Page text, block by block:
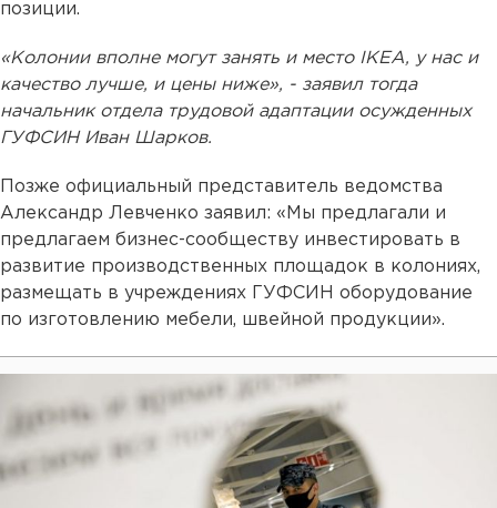
позиции.
«Колонии вполне могут занять и место IKEA, у нас и
качество лучше, и цены ниже», - заявил тогда
начальник отдела трудовой адаптации осужденных
ГУФСИН Иван Шарков.
Позже официальный представитель ведомства
Александр Левченко заявил: «Мы предлагали и
предлагаем бизнес-сообществу инвестировать в
развитие производственных площадок в колониях,
размещать в учреждениях ГУФСИН оборудование
по изготовлению мебели, швейной продукции».